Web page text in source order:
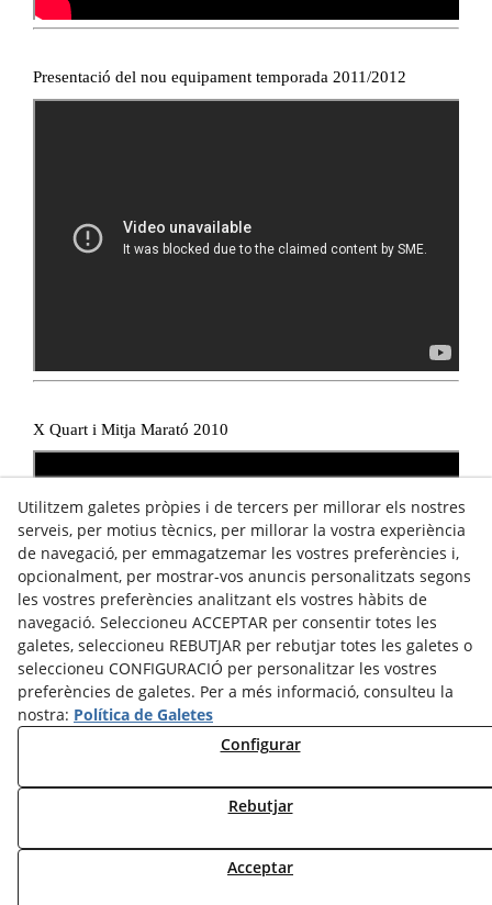
Presentació del nou equipament temporada 2011/2012
X Quart i Mitja Marató 2010
© 08/2026 Fondistes Tarrega - Tots els drets reservats.
Utilitzem galetes pròpies i de tercers per millorar els nostres
serveis, per motius tècnics, per millorar la vostra experiència
de navegació, per emmagatzemar les vostres preferències i,
opcionalment, per mostrar-vos anuncis personalitzats segons
les vostres preferències analitzant els vostres hàbits de
navegació. Seleccioneu ACCEPTAR per consentir totes les
galetes, seleccioneu REBUTJAR per rebutjar totes les galetes o
seleccioneu CONFIGURACIÓ per personalitzar les vostres
preferències de galetes. Per a més informació, consulteu la
nostra: Política de Galetes
Configurar
Rebutjar
Acceptar